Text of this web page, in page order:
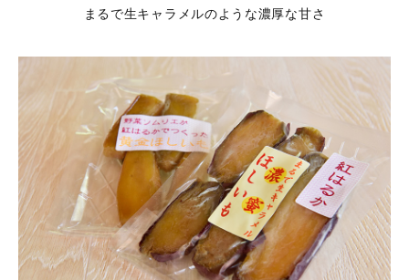
まるで生キャラメルのような濃厚な甘さ